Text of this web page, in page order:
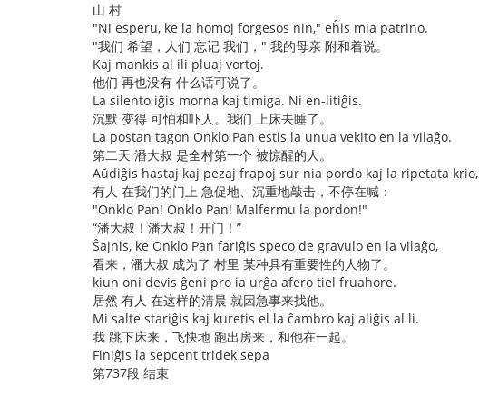
山 村
"Ni esperu, ke la homoj forgesos nin," eĥis mia patrino.
"我们 希望，人们 忘记 我们，" 我的母亲 附和着说。
Kaj mankis al ili pluaj vortoj.
他们 再也没有 什么话可说了。
La silento iĝis morna kaj timiga. Ni en-litiĝis.
沉默 变得 可怕和吓人。我们 上床去睡了。
La postan tagon Onklo Pan estis la unua vekito en la vilaĝo.
第二天 潘大叔 是全村第一个 被惊醒的人。
Aŭdiĝis hastaj kaj pezaj frapoj sur nia pordo kaj la ripetata krio,
有人 在我们的门上 急促地、沉重地敲击，不停在喊：
"Onklo Pan! Onklo Pan! Malfermu la pordon!"
“潘大叔！潘大叔！开门！”
Ŝajnis, ke Onklo Pan fariĝis speco de gravulo en la vilaĝo,
看来，潘大叔 成为了 村里 某种具有重要性的人物了。
kiun oni devis ĝeni pro ia urĝa afero tiel fruahore.
居然 有人 在这样的清晨 就因急事来找他。
Mi salte stariĝis kaj kuretis el la ĉambro kaj aliĝis al li.
我 跳下床来，飞快地 跑出房来，和他在一起。
Finiĝis la sepcent tridek sepa
第737段 结束